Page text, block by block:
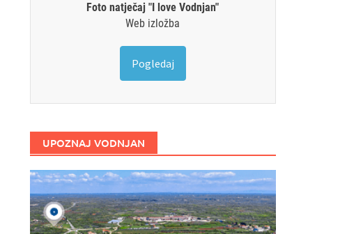
Foto natječaj "I love Vodnjan"
Web izložba
Pogledaj
UPOZNAJ VODNJAN